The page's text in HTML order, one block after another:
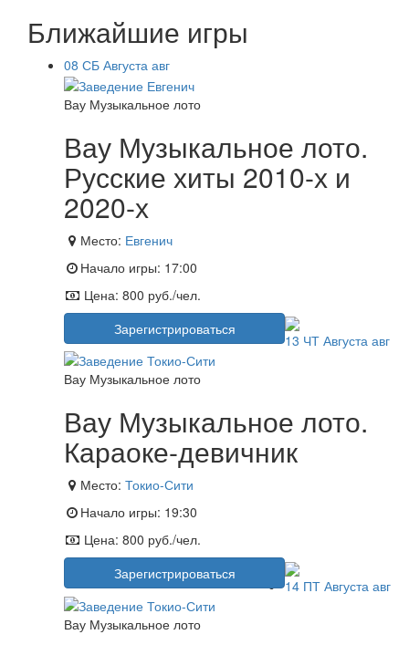
Ближайшие игры
08 СБ Августа авг
Вау Музыкальное лото
Вау Музыкальное лото.
Русские хиты 2010-х и
2020-х
Место: Евгенич
Начало игры: 17:00
Цена: 800 руб./чел.
Зарегистрироваться
13 ЧТ Августа авг
Вау Музыкальное лото
Вау Музыкальное лото.
Караоке-девичник
Место: Токио-Сити
Начало игры: 19:30
Цена: 800 руб./чел.
Зарегистрироваться
14 ПТ Августа авг
Вау Музыкальное лото